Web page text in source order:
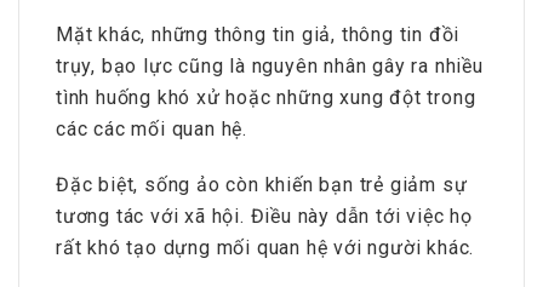
Mặt khác, những thông tin giả, thông tin đồi
trụy, bạo lực cũng là nguyên nhân gây ra nhiều
tình huống khó xử hoặc những xung đột trong
các các mối quan hệ.
Đặc biệt, sống ảo còn khiến bạn trẻ giảm sự
tương tác với xã hội. Điều này dẫn tới việc họ
rất khó tạo dựng mối quan hệ với người khác.